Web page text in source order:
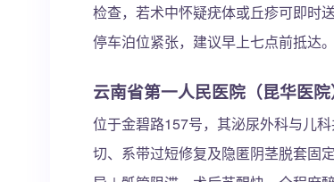
检查，若术中怀疑疣体或丘疹可即时
停车泊位紧张，建议早上七点前抵达。
云南省第一人民医院（昆华医院
位于金碧路157号，其泌尿外科与儿
切、系带过短修复及隐匿阴茎脱套固